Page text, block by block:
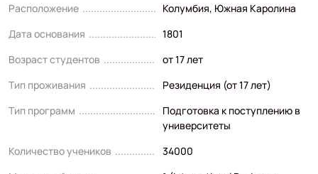
Расположение
Колумбия, Южная Каролина
Дата основания
1801
Возраст студентов
от 17 лет
Тип проживания
Резиденция (от 17 лет)
Тип программ
Подготовка к поступлению в
университеты
Количество учеников
34000